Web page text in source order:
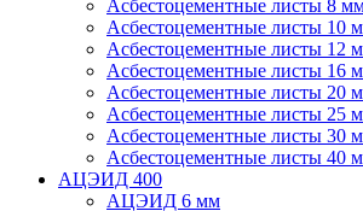
Асбестоцементные листы 8
Асбестоцементные листы 10
Асбестоцементные листы 12
Асбестоцементные листы 16
Асбестоцементные листы 20
Асбестоцементные листы 25
Асбестоцементные листы 30
Асбестоцементные листы 40
АЦЭИД 400
АЦЭИД 6 мм